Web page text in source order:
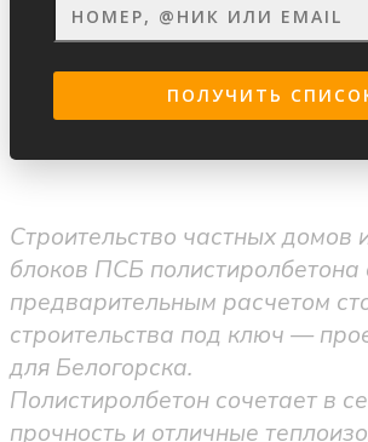
Строительство частных домов
блоков ПСБ полистиролбетона
предварительным расчетом
строительства под ключ —
для Белогорска.
Полистиролбетон сочетает в
прочность и отличные